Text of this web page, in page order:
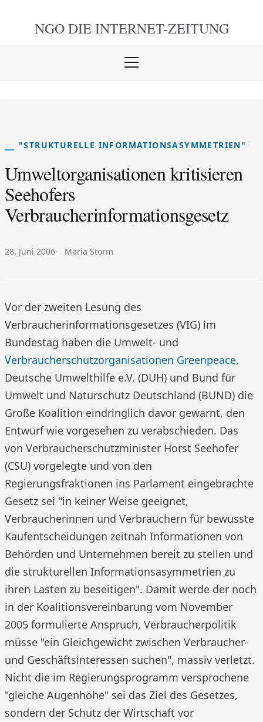
NGO DIE INTERNET-ZEITUNG
Menü
"STRUKTURELLE INFORMATIONSASYMMETRIEN"
Umweltorganisationen kritisieren
Seehofers
Verbraucherinformationsgesetz
Veröffentlicht am:
28. Juni 2006 Autor:
Maria Storm
Vor der zweiten Lesung des
Verbraucherinformationsgesetzes (VIG) im
Bundestag haben die Umwelt- und
Verbraucherschutzorganisationen Greenpeace,
Deutsche Umwelthilfe e.V. (DUH) und Bund für
Umwelt und Naturschutz Deutschland (BUND) die
Große Koalition eindringlich davor gewarnt, den
Entwurf wie vorgesehen zu verabschieden. Das
von Verbraucherschutzminister Horst Seehofer
(CSU) vorgelegte und von den
Regierungsfraktionen ins Parlament eingebrachte
Gesetz sei "in keiner Weise geeignet,
Verbraucherinnen und Verbrauchern für bewusste
Kaufentscheidungen zeitnah Informationen von
Behörden und Unternehmen bereit zu stellen und
die strukturellen Informationsasymmetrien zu
ihren Lasten zu beseitigen". Damit werde der noch
in der Koalitionsvereinbarung vom November
2005 formulierte Anspruch, Verbraucherpolitik
müsse "ein Gleichgewicht zwischen Verbraucher-
und Geschäftsinteressen suchen", massiv verletzt.
Nicht die im Regierungsprogramm versprochene
"gleiche Augenhöhe" sei das Ziel des Gesetzes,
sondern der Schutz der Wirtschaft vor